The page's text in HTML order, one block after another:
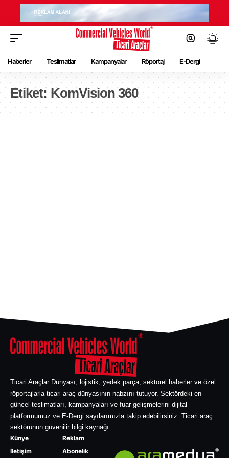
Haberler Teslimatlar Kampanyalar Röportaj E-Dergi
Etiket: KomVision 360
Ticari Araçlar Dünyası; lojistik, yedek parça, sektörel haberler ve özel
röportajlarla ticari araç dünyasının nabzını tutuyor. Sektördeki en
güncel teslimatları, kampanyaları ve fuar gelişmelerini dijital
platformumuz ve E-Dergi sayılarımızla takip edebilirsiniz. Ticari araç
sektörünün güvenilir bilgi kaynağı.
Künye
İletişim
Reklam
Abonelik